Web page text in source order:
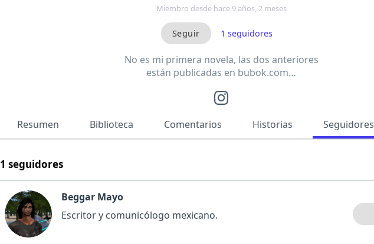
Miembro desde hace 9 años, 2 meses
1 seguidores
No es mi primera novela, las dos anteriores
están publicadas en bubok.com…
Resumen Biblioteca Comentarios Historias Seguidores
1 seguidores
Beggar Mayo
Escritor y comunicólogo mexicano.